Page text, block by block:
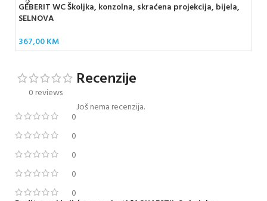
GEBERIT WC Školjka, konzolna, skraćena projekcija, bijela,
SELNOVA
367,00KM
0 reviews
0
0
0
0
0
Recenzije
Još nema recenzija.